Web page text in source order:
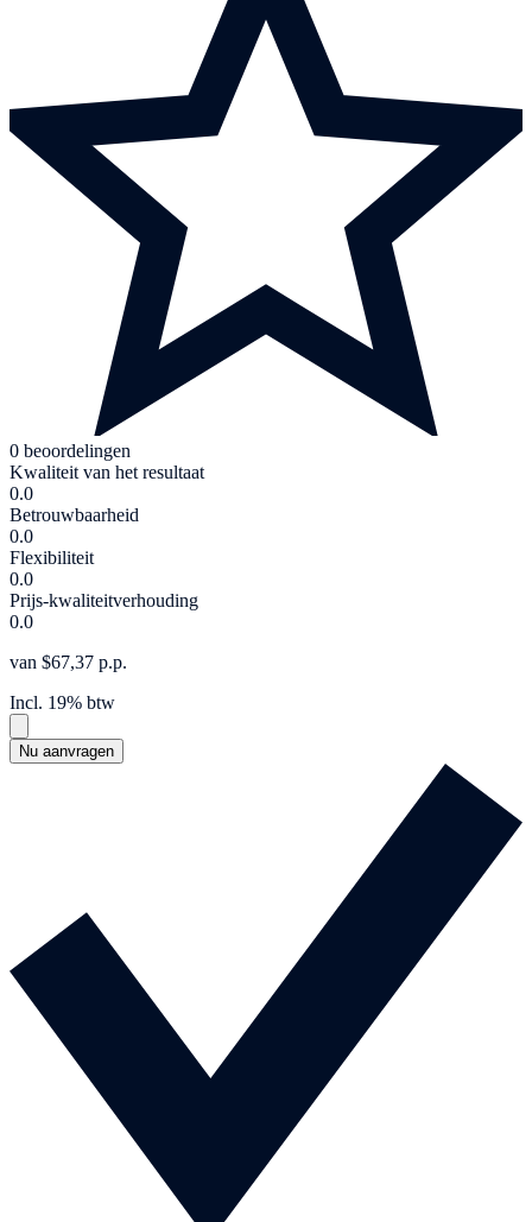
0 beoordelingen
Kwaliteit van het resultaat
0.0
Betrouwbaarheid
0.0
Flexibiliteit
0.0
Prijs-kwaliteitverhouding
0.0
van $67,37 p.p.
Incl. 19% btw
Nu aanvragen